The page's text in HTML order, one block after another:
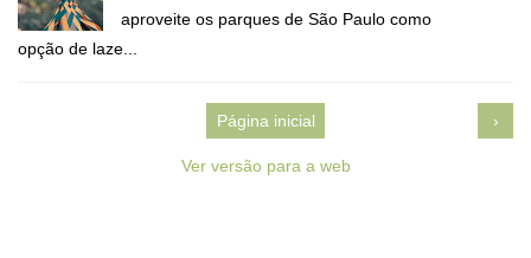
aproveite os parques de São Paulo como
opção de laze...
›
Página inicial
Ver versão para a web